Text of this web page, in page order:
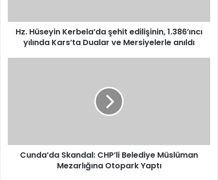
Dualar
Mersiyelerle
Hz. Hüseyin Kerbela’da şehit edilişinin, 1.386’ıncı
yılında Kars’ta Dualar ve Mersiyelerle anıldı
Cunda’da Skandal: CHP’li Belediye Müslüman
Mezarlığına Otopark Yaptı